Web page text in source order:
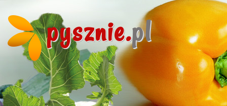
pysznie.pl